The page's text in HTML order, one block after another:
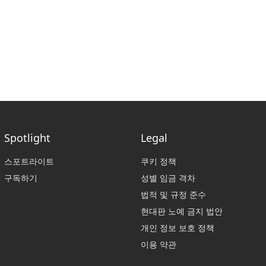
Spotlight
스포트라이트
구독하기
Legal
쿠키 정책
성별 임금 격차
법적 및 규정 준수
현대판 노예 금지 법안
개인 정보 보호 정책
이용 약관